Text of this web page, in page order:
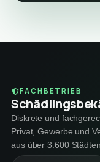
FACHBETRIEB
Diskrete und
Privat, Gewerbe und
aus über 3.600